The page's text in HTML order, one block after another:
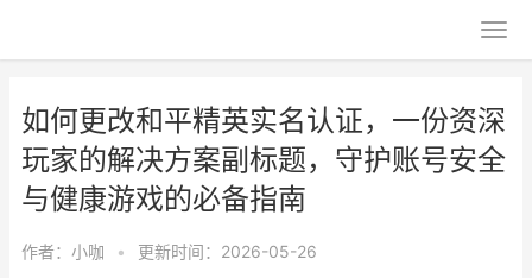
如何更改和平精英实名认证，一份资深
玩家的解决方案副标题，守护账号安全
与健康游戏的必备指南
作者： 小咖 • 更新时间：2026-05-26